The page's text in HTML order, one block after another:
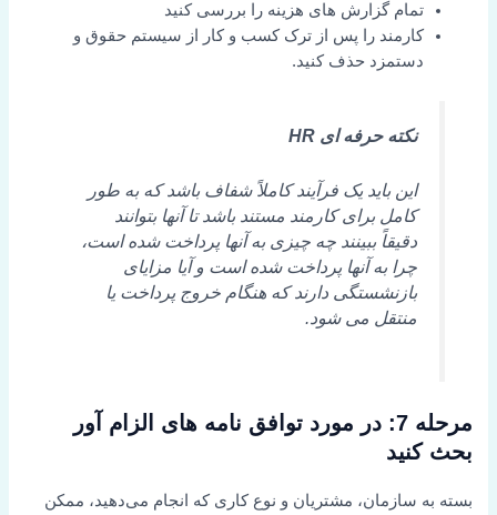
تمام گزارش های هزینه را بررسی کنید
کارمند را پس از ترک کسب و کار از سیستم حقوق و
دستمزد حذف کنید.
نکته حرفه ای HR
این باید یک فرآیند کاملاً شفاف باشد که به طور
کامل برای کارمند مستند باشد تا آنها بتوانند
دقیقاً ببینند چه چیزی به آنها پرداخت شده است،
چرا به آنها پرداخت شده است و آیا مزایای
بازنشستگی دارند که هنگام خروج پرداخت یا
منتقل می شود.
مرحله 7: در مورد توافق نامه های الزام آور
بحث کنید
بسته به سازمان، مشتریان و نوع کاری که انجام می‌دهید، ممکن